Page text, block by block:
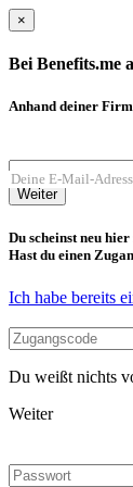
×
Bei Benefits.me
Anhand deiner
Deine E-Mail-
Weiter
Du scheinst neu hier
Hast du einen
Ich habe bereits
Du weißt nichts
Weiter